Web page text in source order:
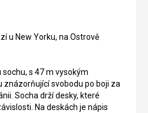
u New Yorku, na Ostrově
s 47 m vysokým
znázorňující svobodu po boji za
Socha drží desky, které
Na deskách je nápis